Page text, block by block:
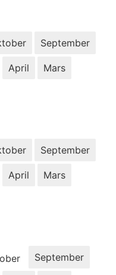
September
April Mars
September
April Mars
September